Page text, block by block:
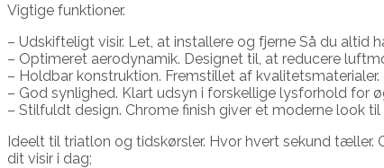
Vigtige funktioner.
– Udskifteligt visir. Let, at installere og fjerne Så du altid
– Optimeret aerodynamik. Designet til, at reducere
– Holdbar konstruktion. Fremstillet af
– God synlighed. Klart udsyn i forskellige lysforhold for
– Stilfuldt design. Chrome finish giver et moderne look
Ideelt til triatlon og tidskørsler. Hvor hvert sekund tæller.
dit visir i dag;